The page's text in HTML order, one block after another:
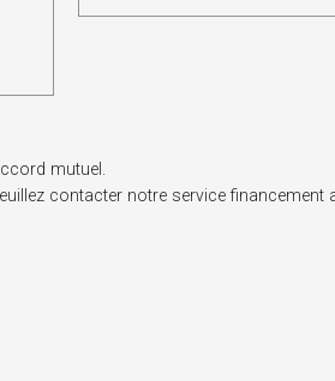
mutuel.
contacter notre service financement